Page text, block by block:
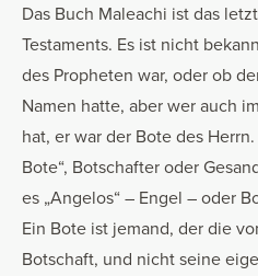
Das Buch Maleachi ist das
Testaments. Es ist nicht
des Propheten war, oder ob
Namen hatte, aber wer auch
hat, er war der Bote des
Bote“, Botschafter oder
es „Angelos“ – Engel – oder
Ein Bote ist jemand, der die
Botschaft, und nicht seine